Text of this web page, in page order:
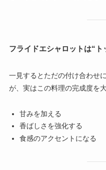
フライドエシャロットは“
一見するとただの付け合わせ
が、実はこの料理の完成度を
甘みを加える
香ばしさを強化する
食感のアクセントになる